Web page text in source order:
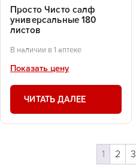
Просто Чисто салф
универсальные 180
листов
В наличии в 1 аптеке
Показать цену
ЧИТАТЬ ДАЛЕЕ
1 2 3